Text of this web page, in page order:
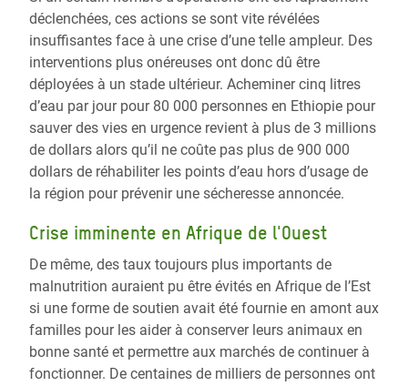
déclenchées, ces actions se sont vite révélées
insuffisantes face à une crise d’une telle ampleur. Des
interventions plus onéreuses ont donc dû être
déployées à un stade ultérieur. Acheminer cinq litres
d’eau par jour pour 80 000 personnes en Ethiopie pour
sauver des vies en urgence revient à plus de 3 millions
de dollars alors qu’il ne coûte pas plus de 900 000
dollars de réhabiliter les points d’eau hors d’usage de
la région pour prévenir une sécheresse annoncée.
Crise imminente en Afrique de l'Ouest
De même, des taux toujours plus importants de
malnutrition auraient pu être évités en Afrique de l’Est
si une forme de soutien avait été fournie en amont aux
familles pour les aider à conserver leurs animaux en
bonne santé et permettre aux marchés de continuer à
fonctionner. De centaines de milliers de personnes ont